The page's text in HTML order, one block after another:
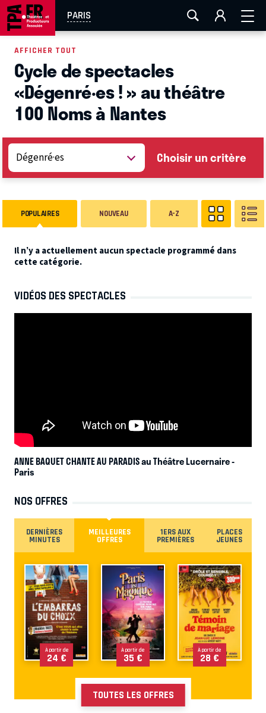
PARIS
AIX-MARSEILLE LA ROCHELLE
EN TOURNÉE
AFFICHER TOUT
Cycle de spectacles
«Dégenré·es ! » au théâtre
100 Noms à Nantes
Choisir un critère
POPULAIRES NOUVEAU A-Z
Il n’y a actuellement aucun spectacle programmé dans
cette catégorie.
VIDÉOS DES SPECTACLES
ANNE BAQUET CHANTE AU PARADIS au Théâtre Lucernaire-
Paris
NOS OFFRES
DERNIÈRES
MINUTES
MEILLEURES
OFFRES
1ERS AUX
PREMIÈRES
PLACES
JEUNES
À partir de
24 €
À partir de
35 €
À partir de
28 €
TOUTES LES OFFRES